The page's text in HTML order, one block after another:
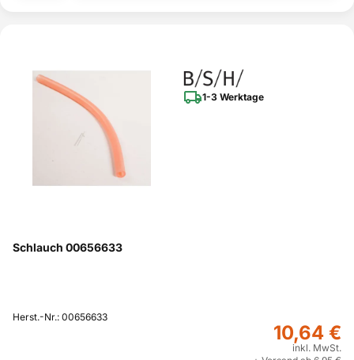
1-3 Werktage
Schlauch 00656633
Herst.-Nr.: 00656633
10,64 €
inkl. MwSt.